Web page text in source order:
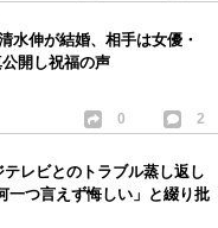
水伸が結婚、相手は女優・
開し祝福の声
0 2
レビとのトラブル蒸し返し
一つ言えず悔しい」と綴り批